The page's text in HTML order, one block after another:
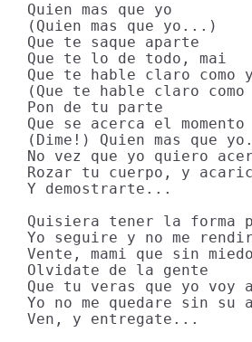
Quien mas que yo
(Quien mas que yo...)
Que te saque aparte
Que te lo de todo, mai
Que te hable claro como
(Que te hable claro
Pon de tu parte
Que se acerca el momento
(Dime!) Quien mas que
No vez que yo quiero
Rozar tu cuerpo, y
Y demostrarte...
Quisiera tener la forma
Yo seguire y no me
Vente, mami que sin
Olvidate de la gente
Que tu veras que yo voy
Yo no me quedare sin su
Ven, y entregate...